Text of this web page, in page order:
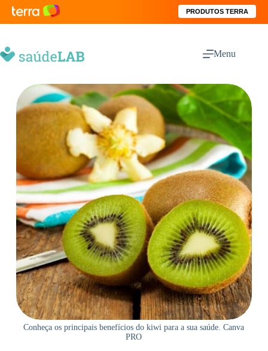
PRODUTOS TERRA
Menu
Conheça os principais benefícios do kiwi para a sua saúde. Canva
PRO